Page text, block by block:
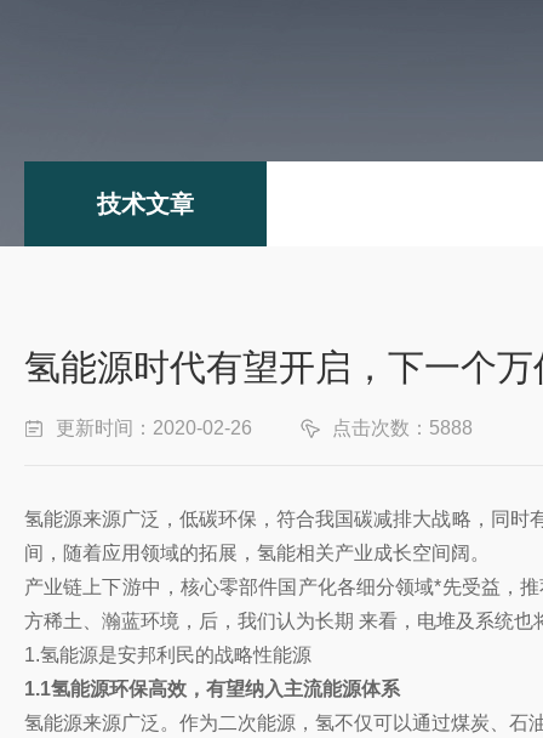
技术文章
氢能源时代有望开启，下一个
更新时间：2020-02-26 点击次数：5888
氢能源来源广泛，低碳环保，符合我国碳减排大战略，同
间，随着应用领域的拓展，氢能相关产业成长空间阔。
产业链上下游中，核心零部件国产化各细分领域*先受益，
方稀土、瀚蓝环境，后，我们认为长期 来看，电堆及系统
1.氢能源是安邦利民的战略性能源
1.1氢能源环保高效，有望纳入主流能源体系
氢能源来源广泛。作为二次能源，氢不仅可以通过煤炭、